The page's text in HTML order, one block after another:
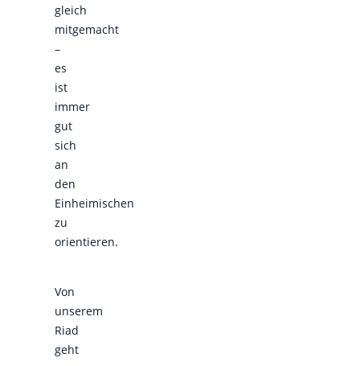
gleich
mitgemacht
–
es
ist
immer
gut
sich
an
den
Einheimischen
zu
orientieren.
Von
unserem
Riad
geht